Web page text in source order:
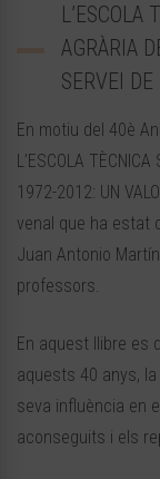
L’ESCOLA
AGRÀRIA
SERVEI DE
En motiu del 40è
L’ESCOLA TÈCNICA
1972-2012: UN
venal que ha estat
Juan Antonio
professors.
En aquest llibre es
aquests 40 anys,
seva influència en
aconseguits i els